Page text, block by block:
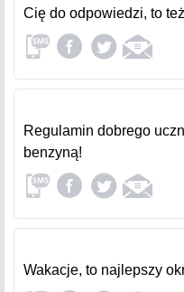
Cię do odpowiedzi, to
Regulamin dobrego
benzyną!
Wakacje, to najlepszy